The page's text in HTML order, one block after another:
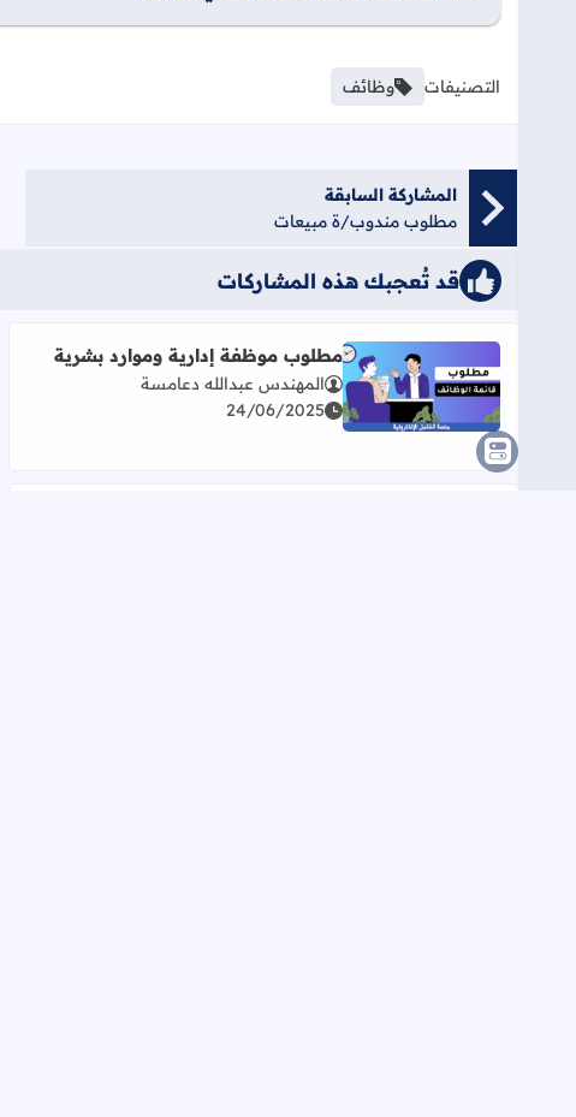
التصنيفات وظائف
المشاركة السابقة
مطلوب مندوب/ة مبيعات
قد تُعجبك هذه المشاركات
اقرأ المزيد عن مطلوب موظفة إدارية وموارد بشرية
مطلوب موظفة إدارية وموارد بشرية
المهندس عبدالله دعامسة
24/06/2025